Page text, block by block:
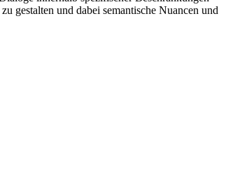
gestalten und dabei semantische Nuancen und